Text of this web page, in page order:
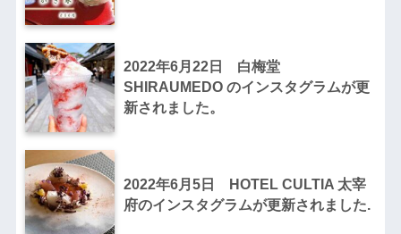
2022年6月22日 白梅堂
SHIRAUMEDO のインスタグラムが更
新されました。
2022年6月5日 HOTEL CULTIA 太宰
府のインスタグラムが更新されました.